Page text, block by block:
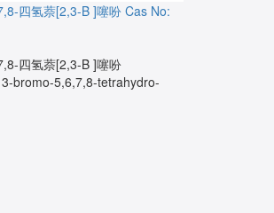
四氢萘[2,3-B ]噻吩 Cas No:
四氢萘[2,3-B ]噻吩
bromo-5,6,7,8-tetrahydro-